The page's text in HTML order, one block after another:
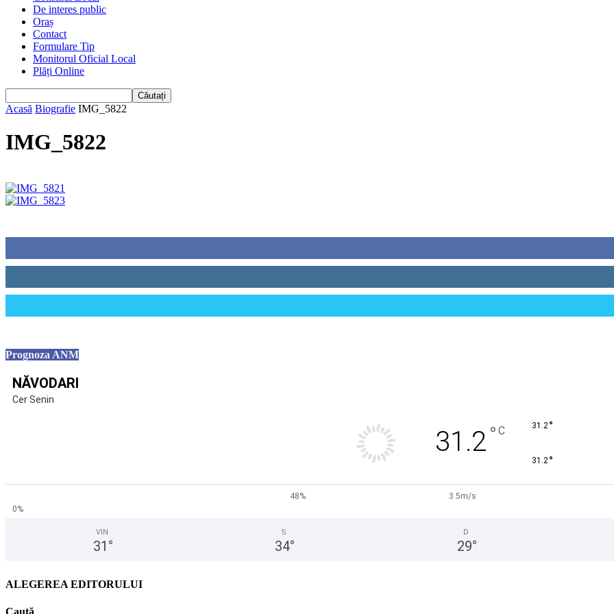
De interes public
Oraș
Contact
Formulare Tip
Monitorul Oficial Local
Plăți Online
Acasă Biografie IMG_5822
IMG_5822
Prognoza ANM
NĂVODARI
Cer Senin
31.2 ° C 31.2°
31.2°
48%
3.5m/s
0%
VIN
31 °
S
34°
D
29°
ALEGEREA EDITORULUI
Caută